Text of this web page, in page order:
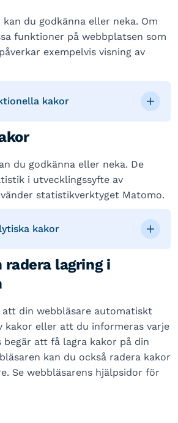
du godkänna eller neka. Om
funktioner på webbplatsen som
exempelvis visning av
kakor
du godkänna eller neka. De
i utvecklingssyfte av
statistikverktyget Matomo.
kakor
radera lagring i
att din webbläsare automatiskt
kakor eller att du informeras varje
begär att få lagra kakor på din
kan du också radera kakor
Se webbläsarens hjälpsidor för